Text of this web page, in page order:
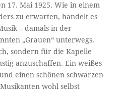
17. Mai 1925. Wie in einem
zu erwarten, handelt es
– damals in der
„Grauen“ unterwegs.
sondern für die Kapelle
anzuschaffen. Ein weißes
einen schönen schwarzen
wohl selbst